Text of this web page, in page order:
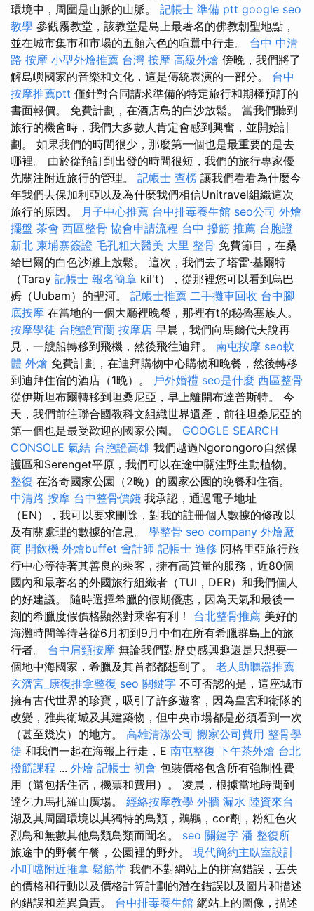
環境中，周圍是山脈的山脈。 記帳士 準備 ptt google seo
教學 參觀霧教堂，該教堂是島上最著名的佛教朝聖地點，
並在城市集市和市場的五顏六色的喧囂中行走。 台中 中清
路 按摩 小型外燴推薦 台灣 按摩 高級外燴 傍晚，我們將了
解島嶼國家的音樂和文化，這是傳統表演的一部分。 台中
按摩推薦ptt 僅針對合同請求準備的特定旅行和期權預訂的
書面報價。 免費計劃，在酒店島的白沙放鬆。 當我們聽到
旅行的機會時，我們大多數人肯定會感到興奮，並開始計
劃。 如果我們的時間很少，那麼第一個也是最重要的是去
哪裡。 由於從預訂到出發的時間很短，我們的旅行專家優
先關注附近旅行的管理。 記帳士 查榜 讓我們看看為什麼今
年我們去保加利亞以及為什麼我們相信Unitravel組織這次
旅行的原因。 月子中心推薦 台中排毒養生館 seo公司 外燴
擺盤 茶會 西區整骨 協會申請流程 台中 撥筋 推薦 台胞證
新北 柬埔寨簽證 毛孔粗大醫美 大里 整骨 免費節目，在桑
給巴爾的白色沙灘上放鬆。 這次，我們去了塔雷·基爾特
（Taray 記帳士 報名簡章 kil't），從那裡您可以看到烏巴
姆（Uubam）的聖河。 記帳士推薦 二手攤車回收 台中腳
底按摩 在當地的一個大廳裡晚餐，那裡有t的秘魯塞族人。
按摩學徒 台胞證宜蘭 按摩店 早晨，我們向馬爾代夫說再
見，一艘船轉移到飛機，然後飛往迪拜。 南屯按摩 seo軟
體 外燴 免費計劃，在迪拜購物中心購物和晚餐，然後轉移
到迪拜住宿的酒店（1晚）。 戶外婚禮 seo是什麼 西區整骨
從伊斯坦布爾轉移到坦桑尼亞，早上離開布達普斯特。 今
天，我們前往聯合國教科文組織世界遺產，前往坦桑尼亞的
第一個也是最受歡迎的國家公園。 GOOGLE SEARCH
CONSOLE 氣結 台胞證高雄 我們越過Ngorongoro自然保
護區和Serenget平原，我們可以在途中關注野生動植物。
整復 在洛奇國家公園（2晚）的國家公園的晚餐和住宿。
中清路 按摩 台中整骨價錢 我承認，通過電子地址
（EN），我可以要求刪除，對我的註冊個人數據的修改以
及有關處理的數據的信息。 學整骨 seo company 外燴廠
商 開飲機 外燴buffet 會計師 記帳士 進修 阿格里亞旅行旅
行中心等待著其善良的乘客，擁有高質量的服務，近80個
國內和最著名的外國旅行組織者（TUI，DER）和我們個人
的好建議。 隨時選擇希臘的假期優惠，因為天氣和最後一
刻的希臘度假價格顯然對乘客有利！ 台北整骨推薦 美好的
海灘時間等待著從6月初到9月中旬在所有希臘群島上的旅
行者。 台中肩頸按摩 無論我們對歷史感興趣還是只想要一
個地中海國家，希臘及其首都都想到了。 老人助聽器推薦
玄濟宮_康復推拿整復 seo 關鍵字 不可否認的是，這座城市
擁有古代世界的珍寶，吸引了許多遊客，因為皇宮和衛隊的
改變，雅典衛城及其建築物，但中央市場都是必須看到一次
（甚至幾次）的地方。 高雄清潔公司 搬家公司費用 整骨學
徒 和我們一起在海報上行走，E 南屯整復 下午茶外燴 台北
撥筋課程 ... 外燴 記帳士 初會 包裝價格包含所有強制性費
用（還包括住宿，機票和費用）。 凌晨，根據當地時間到
達乞力馬扎羅山廣場。 經絡按摩教學 外牆 漏水 陸資來台
湖及其周圍環境以其獨特的鳥類，鵜鶘，cor劑，粉紅色火
烈鳥和無數其他鳥類鳥類而聞名。 seo 關鍵字 潘 整復所
旅途中的野餐午餐，公園裡的野外。 現代簡約主臥室設計
小叮噹附近推拿 鬆筋堂 我們不對網站上的拼寫錯誤，丟失
的價格和行動以及價格計算計劃的潛在錯誤以及圖片和描述
的錯誤和差異負責。 台中排毒養生館 網站上的圖像，描述